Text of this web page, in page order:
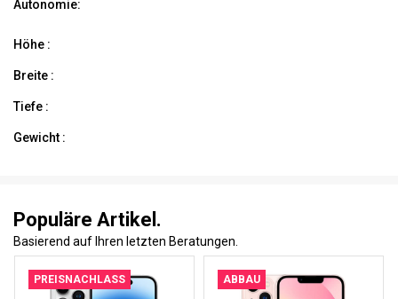
Autonomie:
Höhe :
Breite :
Tiefe :
Gewicht :
Populäre Artikel.
Basierend auf Ihren letzten Beratungen.
PREISNACHLASS ABBAU